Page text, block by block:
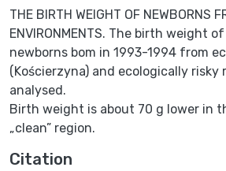
THE BIRTH WEIGHT OF NEWBORNS
ENVIRONMENTS. The birth weight of
newborns bom in 1993-1994 from
(Kościerzyna) and ecologically risky
analysed.
Birth weight is about 70 g lower in
„clean” region.
Citation